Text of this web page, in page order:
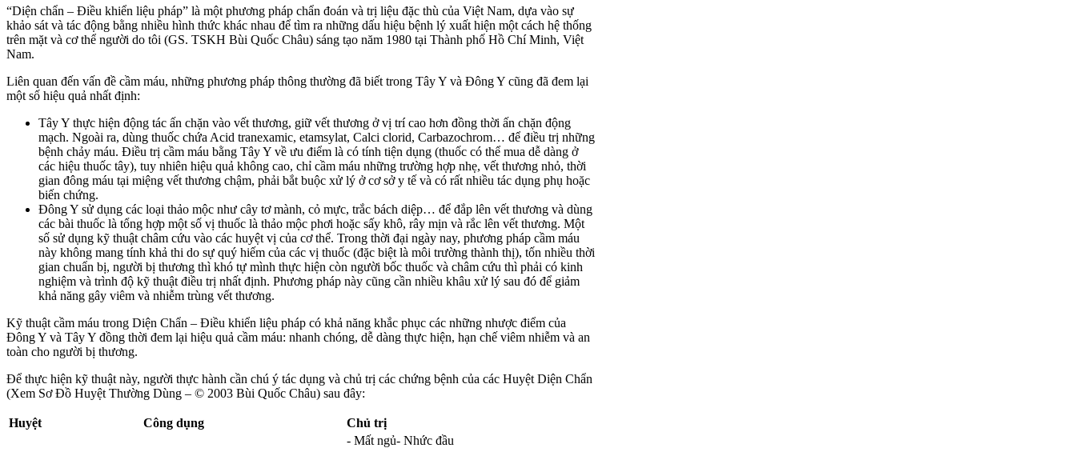
“Diện chẩn – Điều khiển liệu pháp” là một phương pháp chẩn đoán và trị liệu đặc thù của Việt Nam, dựa vào sự
khảo sát và tác động bằng nhiều hình thức khác nhau để tìm ra những dấu hiệu bệnh lý xuất hiện một cách hệ thống
trên mặt và cơ thể người do tôi (GS. TSKH Bùi Quốc Châu) sáng tạo năm 1980 tại Thành phố Hồ Chí Minh, Việt
Nam.
Liên quan đến vấn đề cầm máu, những phương pháp thông thường đã biết trong Tây Y và Đông Y cũng đã đem lại
một số hiệu quả nhất định:
Tây Y thực hiện động tác ấn chặn vào vết thương, giữ vết thương ở vị trí cao hơn đồng thời ấn chặn động
mạch. Ngoài ra, dùng thuốc chứa Acid tranexamic, etamsylat, Calci clorid, Carbazochrom… để điều trị những
bệnh chảy máu. Điều trị cầm máu bằng Tây Y về ưu điểm là có tính tiện dụng (thuốc có thể mua dễ dàng ở
các hiệu thuốc tây), tuy nhiên hiệu quả không cao, chỉ cầm máu những trường hợp nhẹ, vết thương nhỏ, thời
gian đông máu tại miệng vết thương chậm, phải bắt buộc xử lý ở cơ sở y tế và có rất nhiều tác dụng phụ hoặc
biến chứng.
Đông Y sử dụng các loại thảo mộc như cây tơ mành, cỏ mực, trắc bách diệp… để đắp lên vết thương và dùng
các bài thuốc là tổng hợp một số vị thuốc là thảo mộc phơi hoặc sấy khô, rây mịn và rắc lên vết thương. Một
số sử dụng kỹ thuật châm cứu vào các huyệt vị của cơ thể. Trong thời đại ngày nay, phương pháp cầm máu
này không mang tính khả thi do sự quý hiếm của các vị thuốc (đặc biệt là môi trường thành thị), tốn nhiều thời
gian chuẩn bị, người bị thương thì khó tự mình thực hiện còn người bốc thuốc và châm cứu thì phải có kinh
nghiệm và trình độ kỹ thuật điều trị nhất định. Phương pháp này cũng cần nhiều khâu xử lý sau đó để giảm
khả năng gây viêm và nhiễm trùng vết thương.
Kỹ thuật cầm máu trong Diện Chẩn – Điều khiển liệu pháp có khả năng khắc phục các những nhược điểm của
Đông Y và Tây Y đồng thời đem lại hiệu quả cầm máu: nhanh chóng, dễ dàng thực hiện, hạn chế viêm nhiễm và an
toàn cho người bị thương.
Để thực hiện kỹ thuật này, người thực hành cần chú ý tác dụng và chủ trị các chứng bệnh của các Huyệt Diện Chẩn
(Xem Sơ Đồ Huyệt Thường Dùng – © 2003 Bùi Quốc Châu) sau đây:
Huyệt Công dụng Chủ trị
- Mất ngủ- Nhức đầu